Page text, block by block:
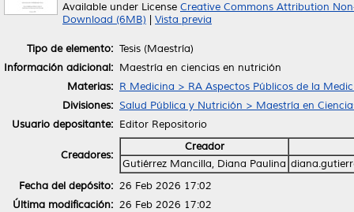
Available under License Creative Commons Attribution
Download (6MB)
Vista previa
Tipo de elemento: Tesis (Maestría)
Información adicional: Maestría en ciencias en nutrición
Materias: R Medicina > RA Aspectos Públicos de la
Divisiones: Salud Pública y Nutrición > Maestría en
Usuario depositante: Editor Repositorio
Creadores:
Creador
Gutiérrez Mancilla, Diana Paulina
Fecha del depósito: 26 Feb 2026 17:02
Última modificación: 26 Feb 2026 17:02